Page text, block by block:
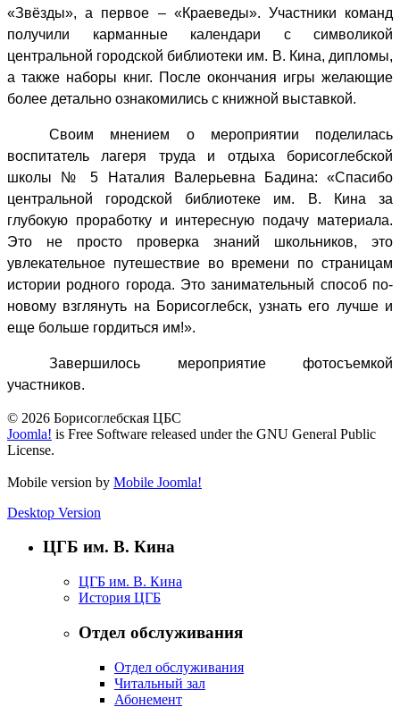
«Звёзды», а первое – «Краеведы». Участники команд
получили карманные календари с символикой
центральной городской библиотеки им. В. Кина, дипломы,
а также наборы книг. После окончания игры желающие
более детально ознакомились с книжной выставкой.
Своим мнением о мероприятии поделилась
воспитатель лагеря труда и отдыха борисоглебской
школы № 5 Наталия Валерьевна Бадина: «Спасибо
центральной городской библиотеке им. В. Кина за
глубокую проработку и интересную подачу материала.
Это не просто проверка знаний школьников, это
увлекательное путешествие во времени по страницам
истории родного города. Это занимательный способ по-
новому взглянуть на Борисоглебск, узнать его лучше и
еще больше гордиться им!».
Завершилось мероприятие фотосъемкой
участников.
© 2026 Борисоглебская ЦБС
Joomla! is Free Software released under the GNU General Public
License.
Mobile version by Mobile Joomla!
Desktop Version
ЦГБ им. В. Кина
ЦГБ им. В. Кина
История ЦГБ
Отдел обслуживания
Отдел обслуживания
Читальный зал
Абонемент